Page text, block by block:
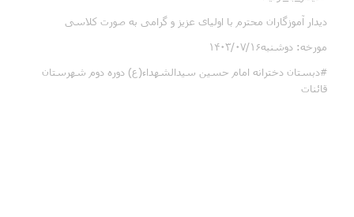
دیدار آموزگاران محترم با اولیای عزیز و گرامی به صورت کلاسی
مورخه: دوشنبه۱۴۰۳/۰۷/۱۶
#دبستان دخترانه امام حسین سیدالشهداء(ع) دوره دوم شهرستان
قائنات